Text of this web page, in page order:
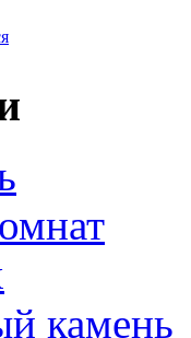
камень